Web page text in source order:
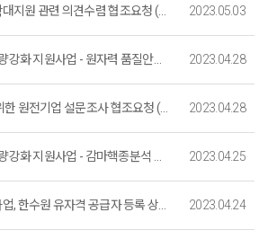
원자력기술 투자세액 확대지원 관련 의견수렴 협조요청 (~5. 8.) 2023.05.03
2023 퇴직자·재직자 역량강화 지원사업 - 원자력 품질안전 ISO 인증심사원 양성과정 교육생 모집 (~5. 23.까지)_마감 2023.04.28
원전 생태계 활성화를 위한 원전기업 설문조사 협조요청 (~5. 19.) 2023.04.28
2023 퇴직자·재직자 역량강화 지원사업 - 감마핵종분석 심화과정 교육생 모집 (~5. 17.까지)_마감 2023.04.25
품질시스템 구축 지원사업, 한수원 유자격 공급자 등록 상담부스 운영 (4. 24. ~ 4. 26 / 경주 HICO) 2023.04.24